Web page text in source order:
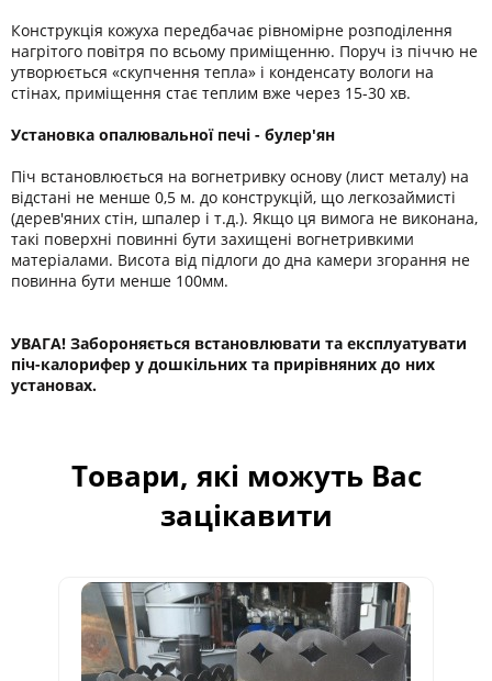
Конструкція кожуха передбачає рівномірне розподілення
нагрітого повітря по всьому приміщенню. Поруч із піччю не
утворюється «скупчення тепла» і конденсату вологи на
стінах, приміщення стає теплим вже через 15-30 хв.
Установка опалювальної печі - булер'ян
Піч встановлюється на вогнетривку основу (лист металу) на
відстані не менше 0,5 м. до конструкцій, що легкозаймисті
(дерев'яних стін, шпалер і т.д.). Якщо ця вимога не виконана,
такі поверхні повинні бути захищені вогнетривкими
матеріалами. Висота від підлоги до дна камери згорання не
повинна бути менше 100мм.
УВАГА! Забороняється встановлювати та експлуатувати
піч-калорифер у дошкільних та прирівняних до них
установах.
Товари, які можуть Вас
зацікавити